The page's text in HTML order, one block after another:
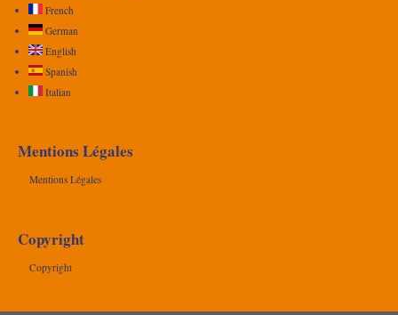
French
German
English
Spanish
Italian
Mentions Légales
Mentions Légales
Copyright
Copyright